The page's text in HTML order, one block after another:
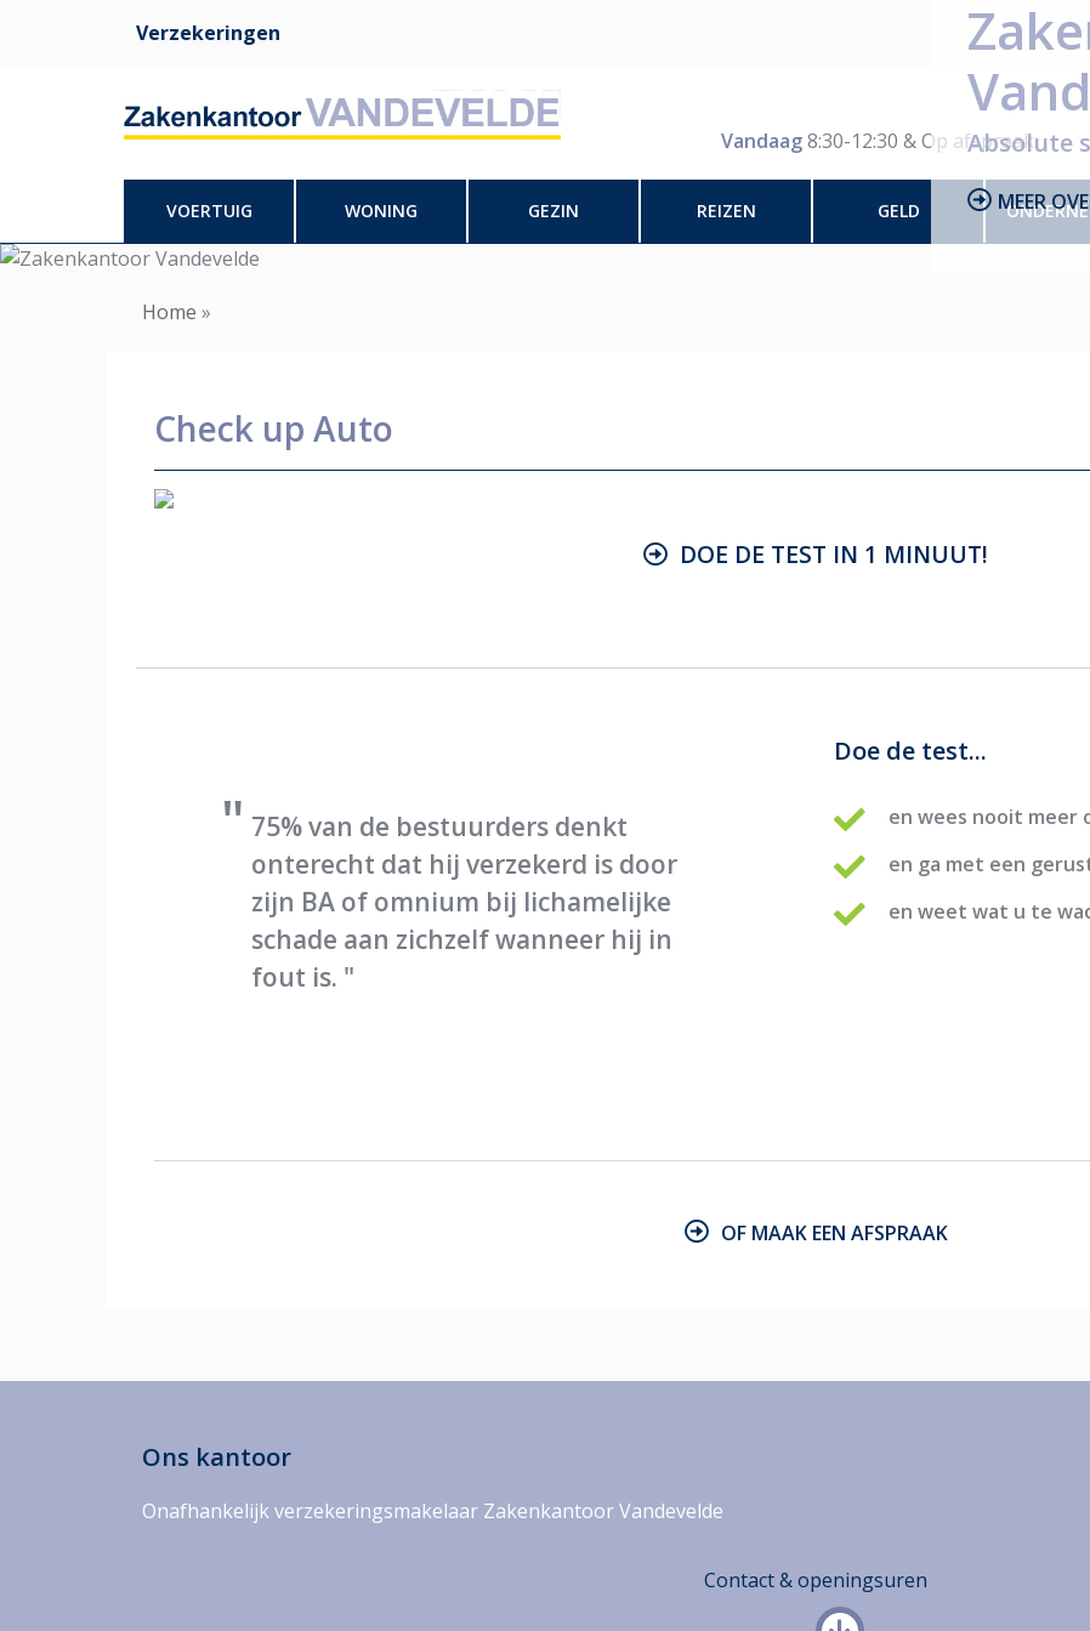
Top
menu
Verzekeringen
Vandaag8:30-12:30 & Op afspraak
Hoofdnavigatie
VOERTUIG WONING GEZIN REIZEN GELD
Absolute
MEER
Home »
Check up Auto
DOE DE TEST IN 1 MINUUT!
" 75% van de bestuurders denkt
onterecht dat hij verzekerd is door
zijn BA of omnium bij lichamelijke
schade aan zichzelf wanneer hij in
fout is. "
Doe de test...
en wees nooit meer
en ga met een
en weet wat u te
OF MAAK EEN AFSPRAAK
Ons kantoor
Onafhankelijk verzekeringsmakelaar Zakenkantoor Vandevelde
Contact & openingsuren